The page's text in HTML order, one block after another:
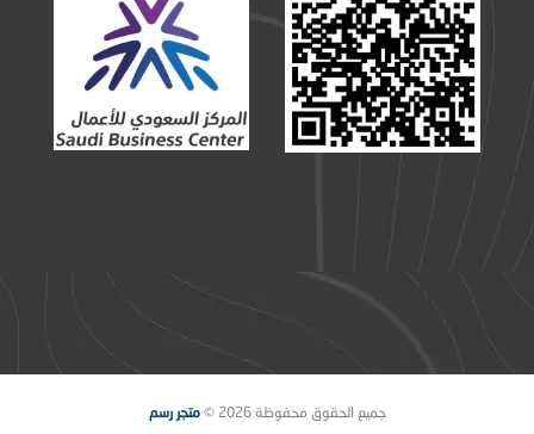
جميع الحقوق محفوظة 2026 © متجر رسم